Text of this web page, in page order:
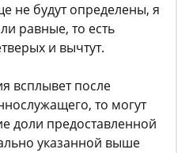
не будут определены, я
равные, то есть
и вычтут.
всплывет после
то могут
доли предоставленной
указанной выше